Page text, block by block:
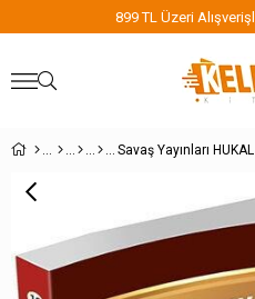
899 TL Üzeri